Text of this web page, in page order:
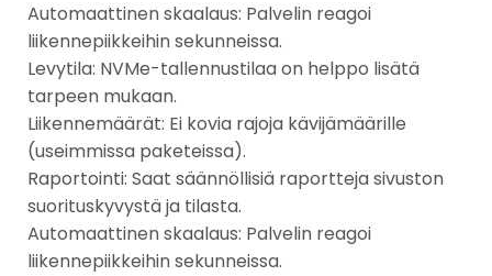
Automaattinen skaalaus: Palvelin reagoi
liikennepiikkeihin sekunneissa.
Levytila: NVMe-tallennustilaa on helppo lisätä
tarpeen mukaan.
Liikennemäärät: Ei kovia rajoja kävijämäärille
(useimmissa paketeissa).
Raportointi: Saat säännöllisiä raportteja sivuston
suorituskyvystä ja tilasta.
Automaattinen skaalaus: Palvelin reagoi
liikennepiikkeihin sekunneissa.